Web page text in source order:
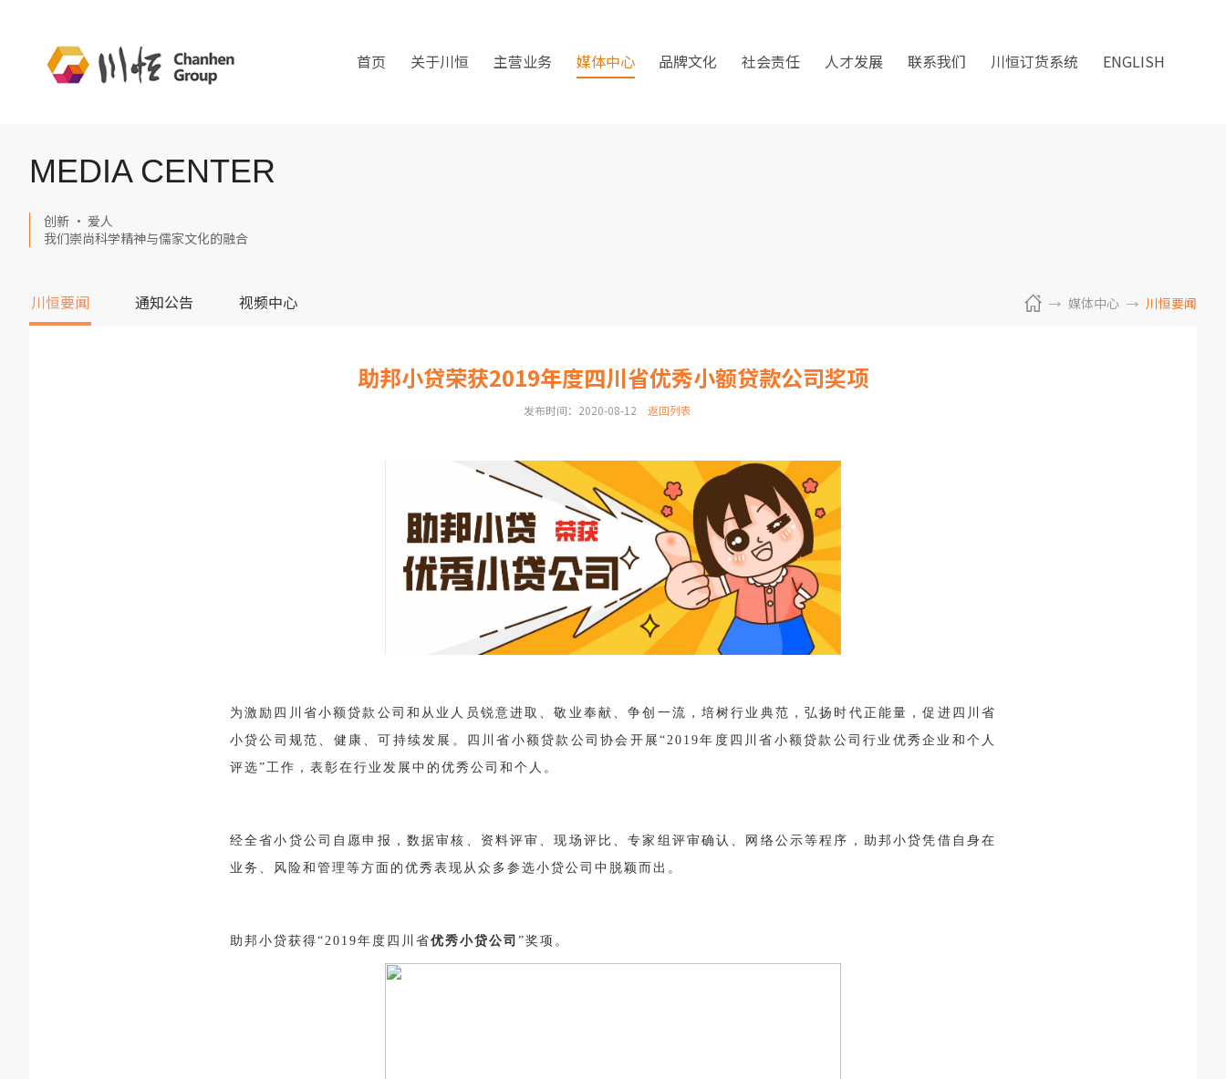
首页 关于川恒 主营业务 媒体中心 品牌文化 社会责任 人才发展 联系我们 川恒订货系统 ENGLISH
MEDIA CENTER
创新 · 爱人
我们崇尚科学精神与儒家文化的融合
川恒要闻 通知公告 视频中心 媒体中心 川恒要闻
助邦小贷荣获2019年度四川省优秀小额贷款公司奖项
发布时间：2020-08-12 返回列表
为激励四川省小额贷款公司和从业人员锐意进取、敬业奉献、争创一流，培树行业典范，弘扬时代正能量，促进四川省
小贷公司规范、健康、可持续发展。四川省小额贷款公司协会开展“2019年度四川省小额贷款公司行业优秀企业和个人
评选”工作，表彰在行业发展中的优秀公司和个人。
经全省小贷公司自愿申报，数据审核、资料评审、现场评比、专家组评审确认、网络公示等程序，助邦小贷凭借自身在
业务、风险和管理等方面的优秀表现从众多参选小贷公司中脱颖而出。
助邦小贷获得“2019年度四川省优秀小贷公司 ”奖项。